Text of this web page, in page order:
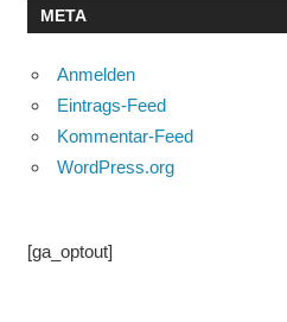
META
Anmelden
Eintrags-Feed
Kommentar-Feed
WordPress.org
[ga_optout]